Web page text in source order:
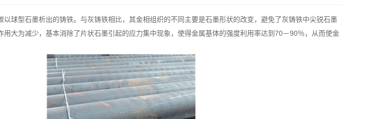
以球型石墨析出的铸铁。与灰铸铁相比，其金相组织的不同主要是石墨形状的改变，避免了灰铸铁中尖锐石墨
大为减少，基本消除了片状石墨引起的应力集中现象，使得金属基体的强度利用率达到 70－90％，从而使金